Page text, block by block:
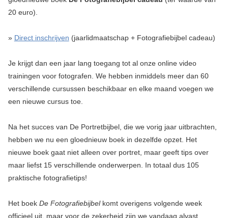
20 euro).
» Direct inschrijven (jaarlidmaatschap + Fotografiebijbel cadeau)
Je krijgt dan een jaar lang toegang tot al onze online video
trainingen voor fotografen. We hebben inmiddels meer dan 60
verschillende cursussen beschikbaar en elke maand voegen we
een nieuwe cursus toe.
Na het succes van De Portretbijbel, die we vorig jaar uitbrachten,
hebben we nu een gloednieuw boek in dezelfde opzet. Het
nieuwe boek gaat niet alleen over portret, maar geeft tips over
maar liefst 15 verschillende onderwerpen. In totaal dus 105
praktische fotografietips!
Het boek De Fotografiebijbelkomt overigens volgende week
officieel uit, maar voor de zekerheid zijn we vandaag alvast